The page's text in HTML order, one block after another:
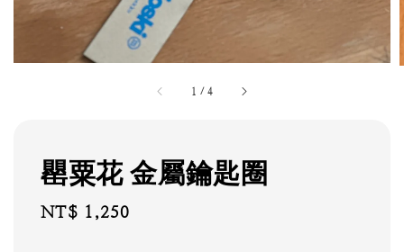
1 /4
罌粟花 金屬鑰匙圈
Regular
NT$ 1,250